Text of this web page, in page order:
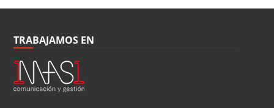
TRABAJAMOS EN